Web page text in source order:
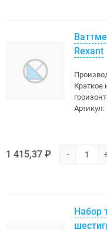
Rexant
Краткое
Артикул:
1 415,37 ₽ -
Набор